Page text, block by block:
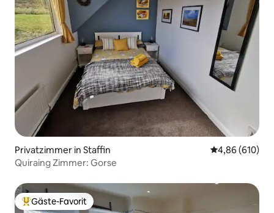
Privatzimmer in Staffin
4,86 (610)
Quiraing Zimmer: Gorse
Beliebter Gäste-Favorit.
Gäste-Favorit